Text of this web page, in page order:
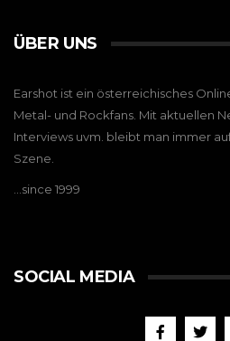
ÜBER UNS
Earshot ist ein österreichisches
Metal- und Rockfans. Mit aktuellen
Interviews uvm. bleibt man immer
Szene.
…since 1999
SOCIAL MEDIA